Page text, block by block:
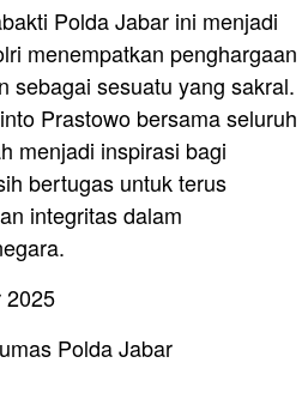
Polda Jabar ini menjadi
menempatkan penghargaan
sebagai sesuatu yang sakral.
Prastowo bersama seluruh
menjadi inspirasi bagi
bertugas untuk terus
integritas dalam
2025
Polda Jabar